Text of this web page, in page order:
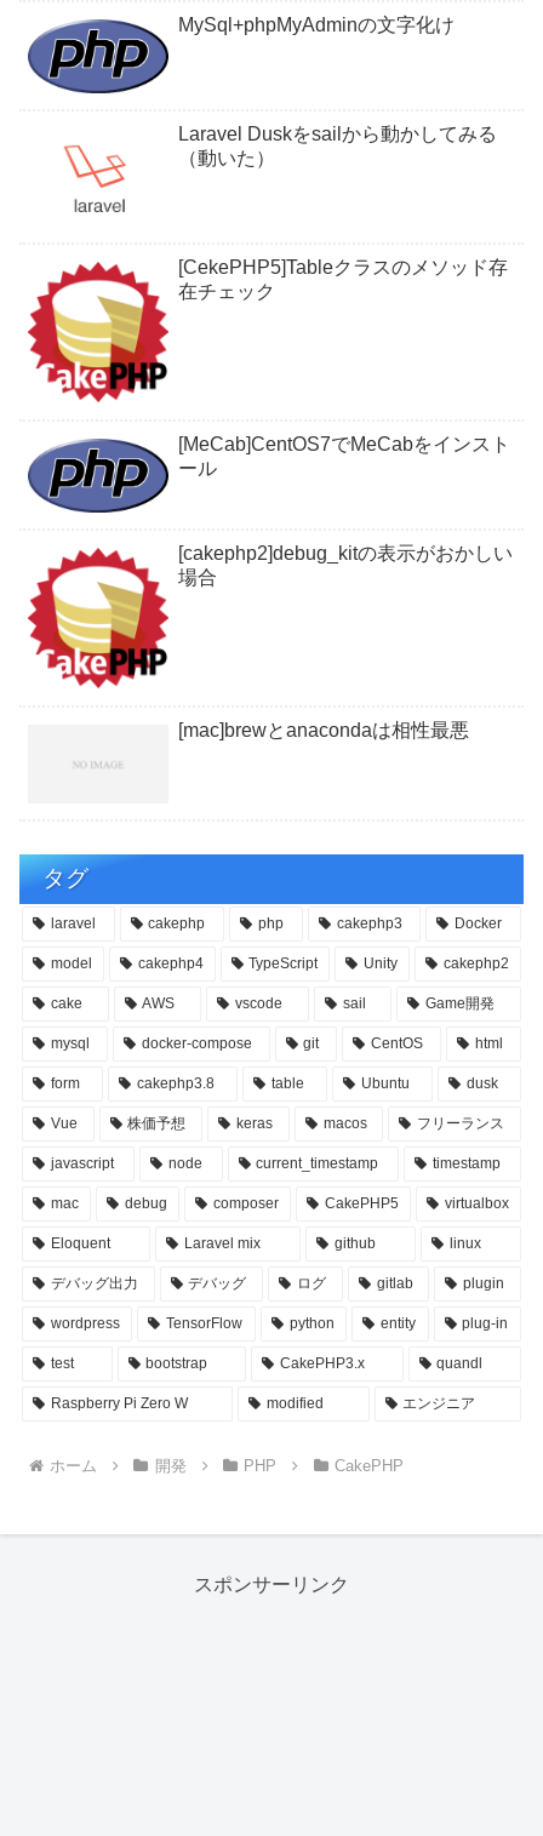
MySql+phpMyAdminの文字化け
Laravel Duskをsailから動かしてみる
（動いた）
[CekePHP5]Tableクラスのメソッド存
在チェック
[MeCab]CentOS7でMeCabをインスト
ール
[cakephp2]debug_kitの表示がおかしい
場合
[mac]brewとanacondaは相性最悪
タグ
laravel cakephp php cakephp3 Docker
model cakephp4 TypeScript Unity cakephp2
cake AWS vscode sail Game開発
mysql docker-compose git CentOS html
form cakephp3.8 table Ubuntu dusk
Vue 株価予想 keras macos フリーランス
javascript node current_timestamp timestamp
mac debug composer CakePHP5 virtualbox
Eloquent Laravel mix github linux
デバッグ出力 デバッグ ログ gitlab plugin
wordpress TensorFlow python entity plug-in
test bootstrap CakePHP3.x quandl
Raspberry Pi Zero W modified エンジニア
ホーム 開発 PHP CakePHP
スポンサーリンク